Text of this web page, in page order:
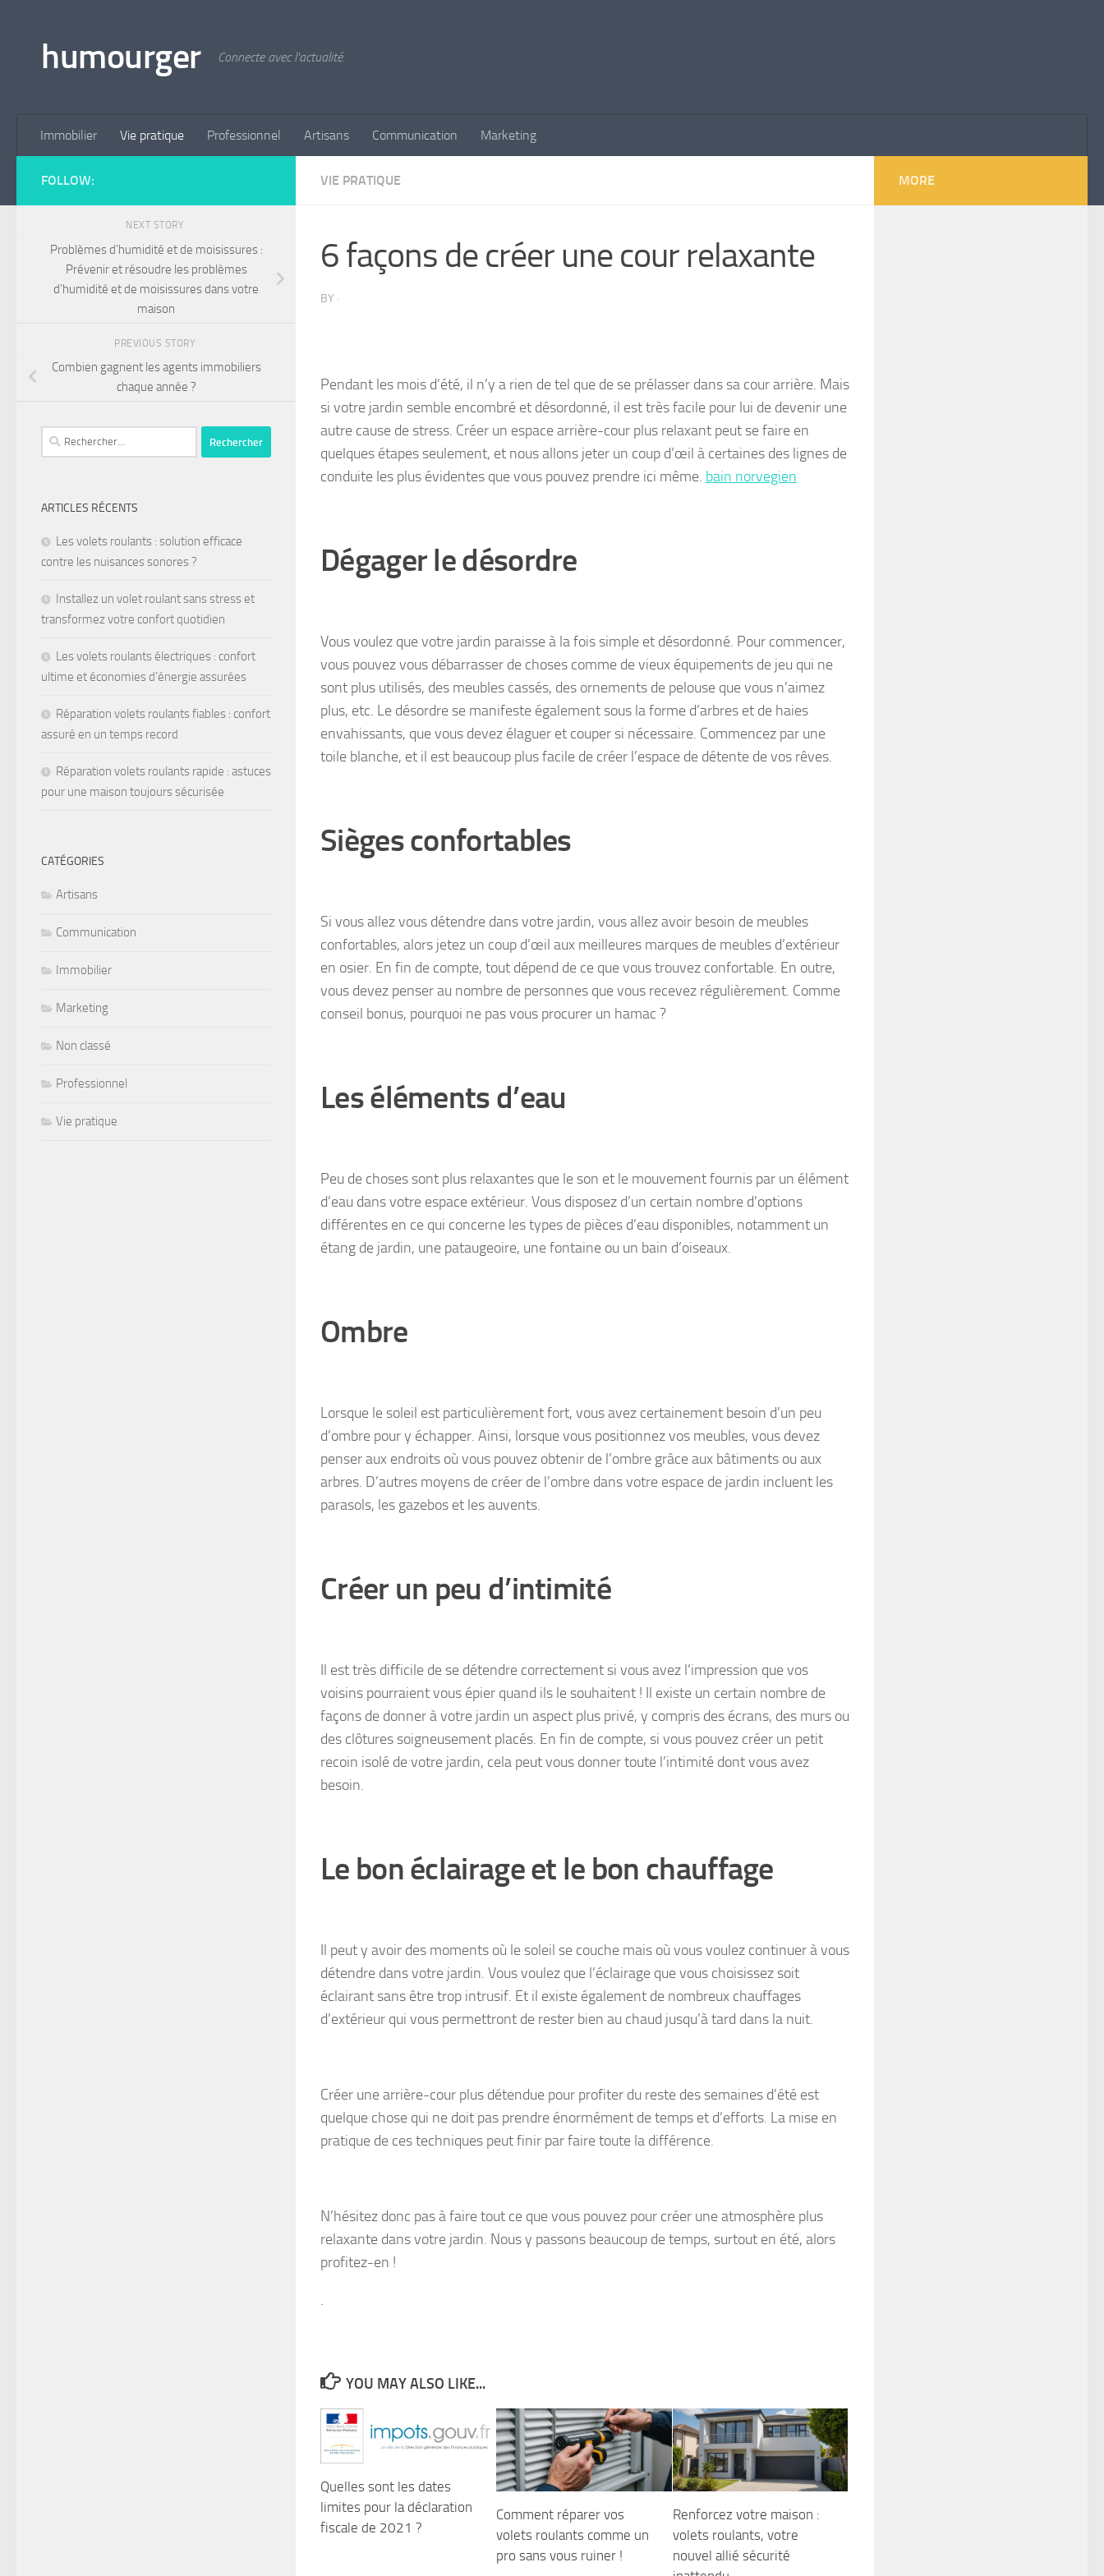
humourger Connecte avec l'actualité.
Immobilier Vie pratique Professionnel Artisans Communication Marketing
VIE PRATIQUE
6 façons de créer une cour relaxante
BY ·
Pendant les mois d’été, il n’y a rien de tel que de se prélasser dans sa cour arrière. Mais
si votre jardin semble encombré et désordonné, il est très facile pour lui de devenir une
autre cause de stress. Créer un espace arrière-cour plus relaxant peut se faire en
quelques étapes seulement, et nous allons jeter un coup d’œil à certaines des lignes de
conduite les plus évidentes que vous pouvez prendre ici même. bain norvegien
Dégager le désordre
Vous voulez que votre jardin paraisse à la fois simple et désordonné. Pour commencer,
vous pouvez vous débarrasser de choses comme de vieux équipements de jeu qui ne
sont plus utilisés, des meubles cassés, des ornements de pelouse que vous n’aimez
plus, etc. Le désordre se manifeste également sous la forme d’arbres et de haies
envahissants, que vous devez élaguer et couper si nécessaire. Commencez par une
toile blanche, et il est beaucoup plus facile de créer l’espace de détente de vos rêves.
Sièges confortables
Si vous allez vous détendre dans votre jardin, vous allez avoir besoin de meubles
confortables, alors jetez un coup d’œil aux meilleures marques de meubles d’extérieur
en osier. En fin de compte, tout dépend de ce que vous trouvez confortable. En outre,
vous devez penser au nombre de personnes que vous recevez régulièrement. Comme
conseil bonus, pourquoi ne pas vous procurer un hamac ?
Les éléments d’eau
Peu de choses sont plus relaxantes que le son et le mouvement fournis par un élément
d’eau dans votre espace extérieur. Vous disposez d’un certain nombre d’options
différentes en ce qui concerne les types de pièces d’eau disponibles, notamment un
étang de jardin, une pataugeoire, une fontaine ou un bain d’oiseaux.
Ombre
Lorsque le soleil est particulièrement fort, vous avez certainement besoin d’un peu
d’ombre pour y échapper. Ainsi, lorsque vous positionnez vos meubles, vous devez
penser aux endroits où vous pouvez obtenir de l’ombre grâce aux bâtiments ou aux
arbres. D’autres moyens de créer de l’ombre dans votre espace de jardin incluent les
parasols, les gazebos et les auvents.
Créer un peu d’intimité
Il est très difficile de se détendre correctement si vous avez l’impression que vos
voisins pourraient vous épier quand ils le souhaitent ! Il existe un certain nombre de
façons de donner à votre jardin un aspect plus privé, y compris des écrans, des murs ou
des clôtures soigneusement placés. En fin de compte, si vous pouvez créer un petit
recoin isolé de votre jardin, cela peut vous donner toute l’intimité dont vous avez
besoin.
Le bon éclairage et le bon chauffage
Il peut y avoir des moments où le soleil se couche mais où vous voulez continuer à vous
détendre dans votre jardin. Vous voulez que l’éclairage que vous choisissez soit
éclairant sans être trop intrusif. Et il existe également de nombreux chauffages
d’extérieur qui vous permettront de rester bien au chaud jusqu’à tard dans la nuit.
Créer une arrière-cour plus détendue pour profiter du reste des semaines d’été est
quelque chose qui ne doit pas prendre énormément de temps et d’efforts. La mise en
pratique de ces techniques peut finir par faire toute la différence.
N’hésitez donc pas à faire tout ce que vous pouvez pour créer une atmosphère plus
relaxante dans votre jardin. Nous y passons beaucoup de temps, surtout en été, alors
profitez-en !
.
YOU MAY ALSO LIKE...
Quelles sont les dates
limites pour la déclaration
fiscale de 2021 ?
Comment réparer vos
volets roulants comme un
pro sans vous ruiner !
Renforcez votre maison :
volets roulants, votre
nouvel allié sécurité
FOLLOW:
NEXT STORY
Problèmes d’humidité et de moisissures :
Prévenir et résoudre les problèmes
d’humidité et de moisissures dans votre
maison
PREVIOUS STORY
Combien gagnent les agents immobiliers
chaque année ?
ARTICLES RÉCENTS
Les volets roulants : solution efficace
contre les nuisances sonores ?
Installez un volet roulant sans stress et
transformez votre confort quotidien
Les volets roulants électriques : confort
ultime et économies d’énergie assurées
Réparation volets roulants fiables : confort
assuré en un temps record
Réparation volets roulants rapide : astuces
pour une maison toujours sécurisée
CATÉGORIES
Artisans
Communication
Immobilier
Marketing
Non classé
Professionnel
Vie pratique
MORE